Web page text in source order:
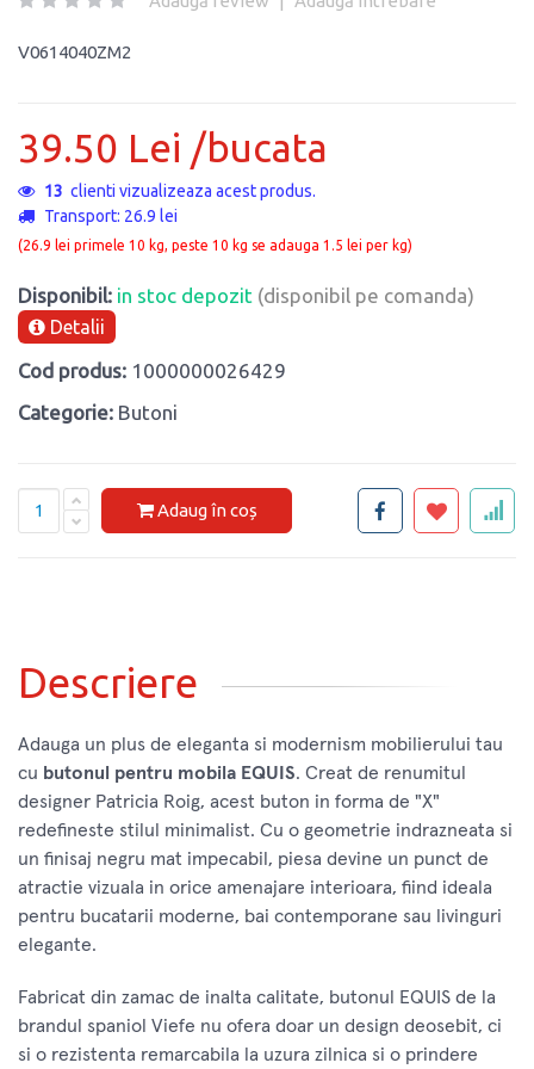
V0614040ZM2
39.50 Lei /bucata
13 clienti vizualizeaza acest produs.
Transport: 26.9 lei
(26.9 lei primele 10 kg, peste 10 kg se adauga 1.5 lei per kg)
Disponibil: in stoc depozit (disponibil pe comanda)
Detalii
Cod produs: 1000000026429
Categorie: Butoni
Adaug în coș
Descriere
Adauga un plus de eleganta si modernism mobilierului tau
cu butonul pentru mobila EQUIS. Creat de renumitul
designer Patricia Roig, acest buton in forma de "X"
redefineste stilul minimalist. Cu o geometrie indrazneata si
un finisaj negru mat impecabil, piesa devine un punct de
atractie vizuala in orice amenajare interioara, fiind ideala
pentru bucatarii moderne, bai contemporane sau livinguri
elegante.
Fabricat din zamac de inalta calitate, butonul EQUIS de la
brandul spaniol Viefe nu ofera doar un design deosebit, ci
si o rezistenta remarcabila la uzura zilnica si o prindere